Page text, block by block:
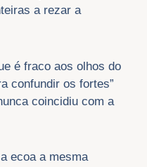
a rezar a
é fraco aos olhos do
confundir os fortes”
coincidiu com a
ecoa a mesma